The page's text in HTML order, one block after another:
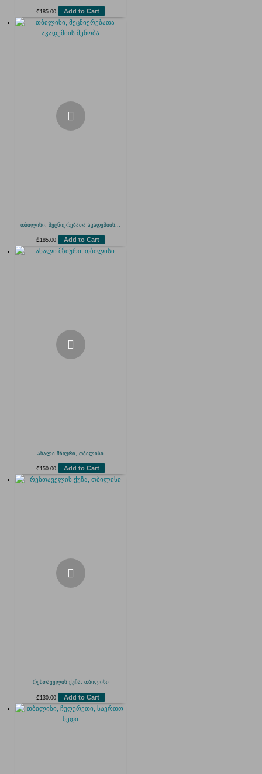
₾185.00 Add to Cart
თბილისი, მეცნიერებათა აკადემიის...
₾185.00 Add to Cart
ახალი მზიური, თბილისი
₾150.00 Add to Cart
რესთაველის ქუჩა, თბილისი
₾ 130.00 Add to Cart